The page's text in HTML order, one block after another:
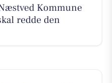
Kommune
redde den